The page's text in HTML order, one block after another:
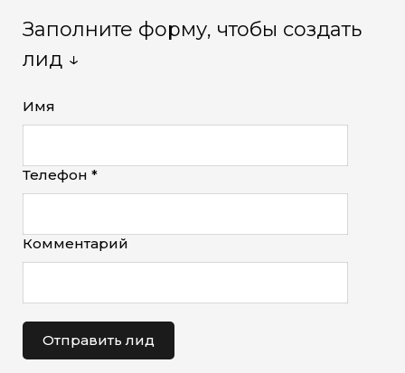
Заполните форму, чтобы создать
лид ↓
Имя
Телефон *
Комментарий
Отправить лид